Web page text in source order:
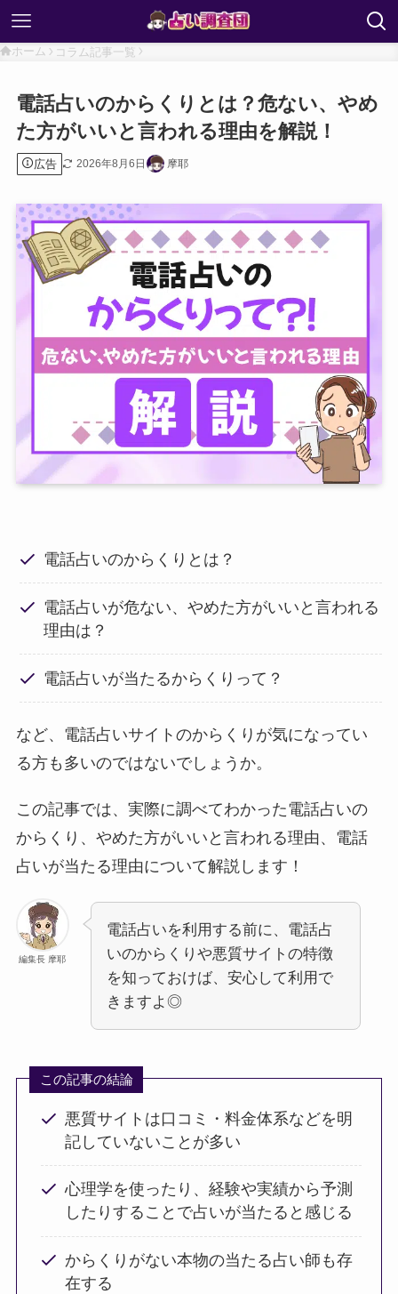
ホーム コラム記事一覧
電話占いのからくりとは？危ない、やめ
た方がいいと言われる理由を解説！
広告 2026年8月6日 摩耶
電話占いのからくりとは？
電話占いが危ない、やめた方がいいと言われる
理由は？
電話占いが当たるからくりって？
など、電話占いサイトのからくりが気になってい
る方も多いのではないでしょうか。
この記事では、実際に調べてわかった電話占いの
からくり、やめた方がいいと言われる理由、電話
占いが当たる理由について解説します！
編集長 摩耶
電話占いを利用する前に、電話占
いのからくりや悪質サイトの特徴
を知っておけば、安心して利用で
きますよ◎
この記事の結論
悪質サイトは口コミ・料金体系などを明
記していないことが多い
心理学を使ったり、経験や実績から予測
したりすることで占いが当たると感じる
からくりがない本物の当たる占い師も存
在する